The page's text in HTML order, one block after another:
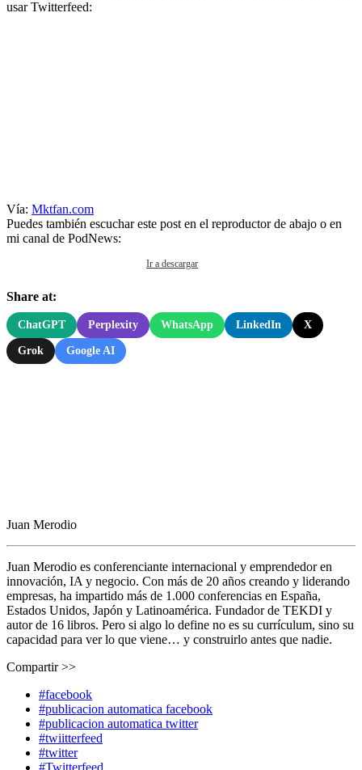
usar Twitterfeed:
Vía: Mktfan.com
Puedes también escuchar este post en el reproductor de abajo o en
mi canal de PodNews:
Ir a descargar
Share at:
ChatGPT Perplexity WhatsApp LinkedIn X
Grok Google AI
Juan Merodio
Juan Merodio es conferenciante internacional y emprendedor en
innovación, IA y negocio. Con más de 20 años creando y liderando
empresas, ha impartido más de 1.000 conferencias en España,
Estados Unidos, Japón y Latinoamérica. Fundador de TEKDI y
autor de 16 libros. Pero si algo lo define no es su currículum, sino su
capacidad para ver lo que viene… y construirlo antes que nadie.
Compartir >>
#facebook
#publicacion automatica facebook
#publicacion automatica twitter
#twiitterfeed
#twitter
#Twitterfeed